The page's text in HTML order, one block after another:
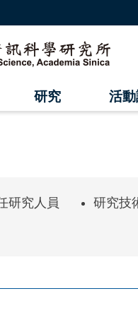
研究 活
研究人員 研究技